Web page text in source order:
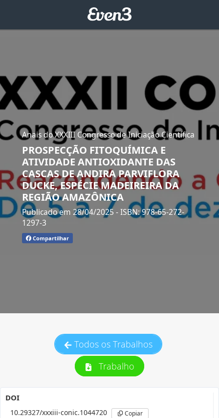
Anais do XXXIII Congresso de Iniciação Científica
PROSPECÇÃO FITOQUÍMICA E
ATIVIDADE ANTIOXIDANTE DAS
CASCAS DE ANDIRA PARVIFLORA
DUCKE, ESPÉCIE MADEIREIRA DA
REGIÃO AMAZÔNICA
Publicado em 28/04/2025 - ISBN: 978-65-272-
1297-3
Compartilhar
Todos os Trabalhos
Trabalho
DOI
10.29327/xxxiii-conic.1044720 Copiar